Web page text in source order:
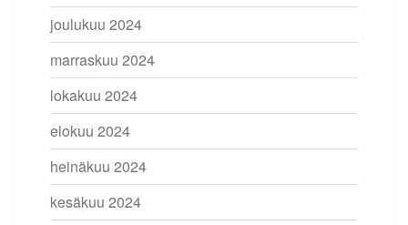
joulukuu 2024
marraskuu 2024
lokakuu 2024
elokuu 2024
heinäkuu 2024
kesäkuu 2024